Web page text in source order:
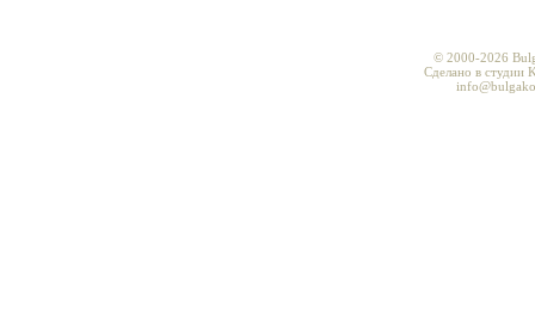
© 2000-2026
Сделано в студии